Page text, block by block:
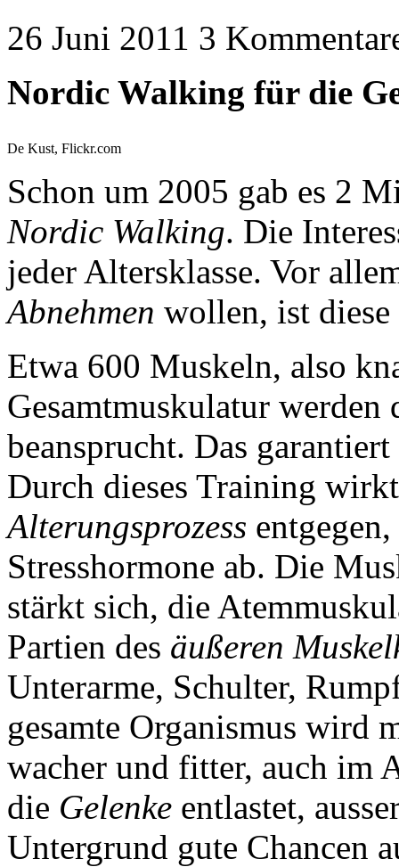
26 Juni 2011 3
Nordic Walking für die
De Kust, Flickr.com
Schon um 2005 gab es 2
Nordic Walking. Die
jeder Altersklasse. Vor
Abnehmen wollen, ist
Etwa 600 Muskeln, also
Gesamtmuskulatur
beansprucht. Das
Durch dieses Training
Alterungsprozess
Stresshormone ab. Die
stärkt sich, die
Partien des äußeren
Unterarme, Schulter,
gesamte Organismus wird
wacher und fitter, auch im
die Gelenke entlastet,
Untergrund gute Chancen